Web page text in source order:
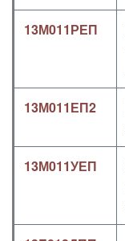
13М011РЕП
13М011ЕП2
13М011УЕП